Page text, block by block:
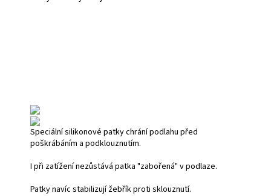
Speciální silikonové patky chrání podlahu před
poškrábáním a podklouznutím.
I při zatížení nezůstává patka "zabořená" v podlaze.
Patky navíc stabilizují žebřík proti sklouznutí.